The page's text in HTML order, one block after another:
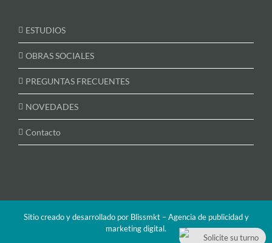
ESTUDIOS
OBRAS SOCIALES
PREGUNTAS FRECUENTES
NOVEDADES
Contacto
Sitio creado y desarrollado por Blissmkt – Agencia de publicidad y
marketing digital.
Solicite su turno